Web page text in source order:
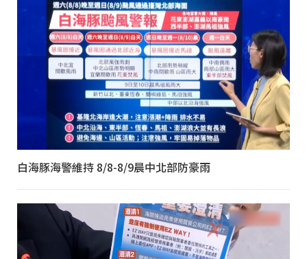
白海豚海警維持 8/8-8/9晨中北部防豪雨